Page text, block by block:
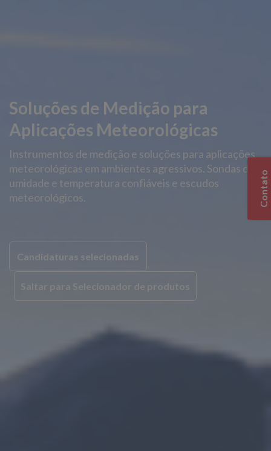
Soluções de Medição para
Aplicações Meteorológicas
Instrumentos de medição e soluções para aplicações
meteorológicas em ambientes agressivos. Sondas de
umidade e temperatura confiáveis e escudos
meteorológicos.
Candidaturas selecionadas
Saltar para Selecionador de produtos
Contato